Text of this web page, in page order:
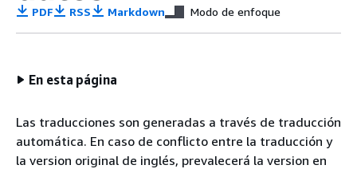
PDF RSS Markdown Modo de enfoque
En esta página
Las traducciones son generadas a través de traducción
automática. En caso de conflicto entre la traducción y
la version original de inglés, prevalecerá la version en